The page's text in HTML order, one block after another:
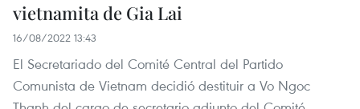
vietnamita de Gia Lai
16/08/2022 13:43
El Secretariado del Comité Central del Partido
Comunista de Vietnam decidió destituir a Vo Ngoc